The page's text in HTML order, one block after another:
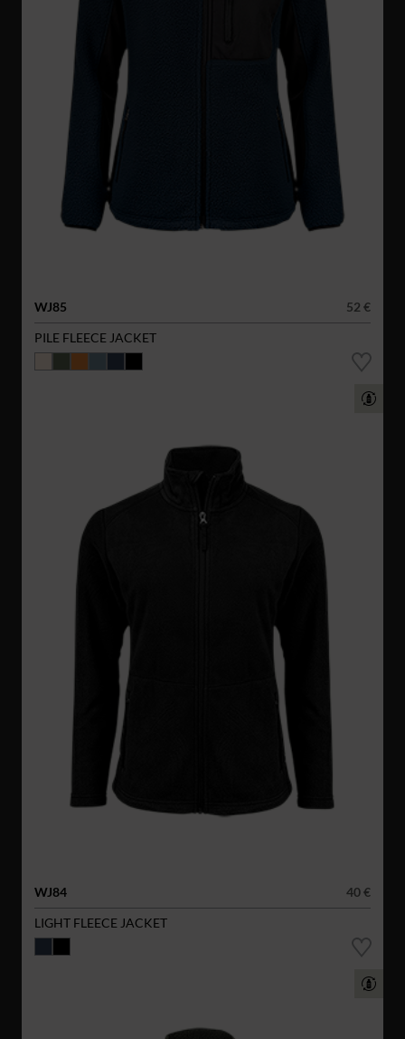
WJ85
52 €
PILE FLEECE JACKET
WJ84
40 €
LIGHT FLEECE JACKET